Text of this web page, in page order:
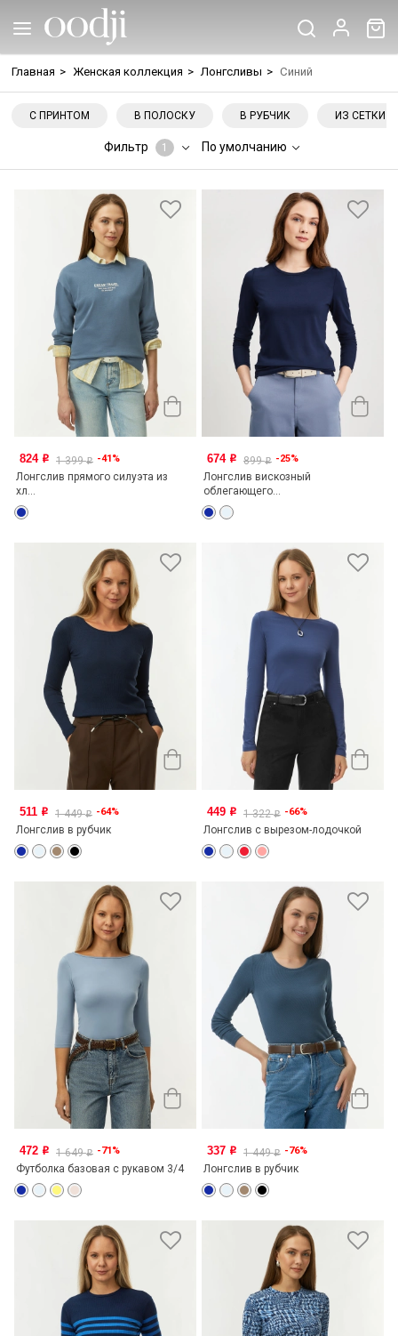
Главная > Женская коллекция > Лонгсливы > Синий
С ПРИНТОМ В ПОЛОСКУ В РУБЧИК ИЗ СЕТКИ
Фильтр 1 По умолчанию
824 o 1 399o -41%
Лонгслив прямого силуэта из
хл...
674 o 899o -25%
Лонгслив вискозный
облегающего...
511 o 1 449o -64%
Лонгслив в рубчик
449 o 1 322o -66%
Лонгслив с вырезом-лодочкой
472 o 1 649o -71%
Футболка базовая с рукавом 3/4
337 o 1 449o -76%
Лонгслив в рубчик